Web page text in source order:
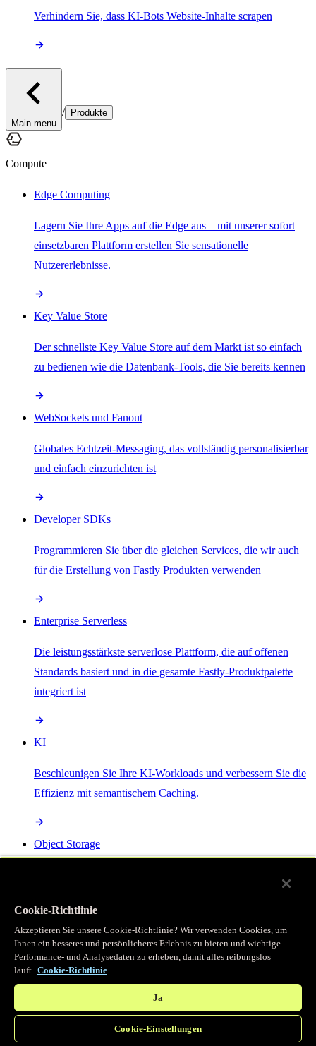
Verhindern Sie, dass KI-Bots Website-Inhalte scrapen
Main menu
/ Produkte
Compute
Edge Computing
Lagern Sie Ihre Apps auf die Edge aus – mit unserer sofort
einsetzbaren Plattform erstellen Sie sensationelle
Nutzererlebnisse.
Key Value Store
Der schnellste Key Value Store auf dem Markt ist so einfach
zu bedienen wie die Datenbank-Tools, die Sie bereits kennen
WebSockets und Fanout
Globales Echtzeit-Messaging, das vollständig personalisierbar
und einfach einzurichten ist
Developer SDKs
Programmieren Sie über die gleichen Services, die wir auch
für die Erstellung von Fastly Produkten verwenden
Enterprise Serverless
Die leistungsstärkste serverlose Plattform, die auf offenen
Standards basiert und in die gesamte Fastly-Produktpalette
integriert ist
KI
Beschleunigen Sie Ihre KI-Workloads und verbessern Sie die
Effizienz mit semantischem Caching.
Object Storage
Programmierbarer Cache
Erhalten Sie vollständigen programmatischen Zugriff auf das
legendäre Caching, das unser CDN antreibt.
Cookie-Richtlinie
Akzeptieren Sie unsere Cookie-Richtlinie? Wir verwenden Cookies, um
Ihnen ein besseres und persönlicheres Erlebnis zu bieten und wichtige
Performance- und Analysedaten zu erheben, damit alles reibungslos
läuft. Cookie-Richtlinie
Ja
Cookie-Einstellungen